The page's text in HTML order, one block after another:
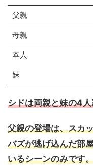
父親
母親
本人
妹
シドは両親と妹の4
父親の登場は、スカ
バズが逃げ込んだ部
いるシーンのみです